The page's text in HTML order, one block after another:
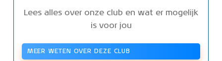
Lees alles over onze club en wat er mogelijk
is voor jou
MEER WETEN OVER DEZE CLUB